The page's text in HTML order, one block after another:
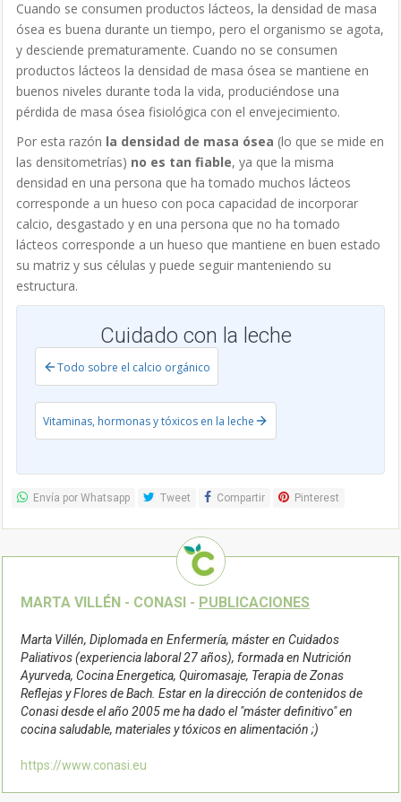
su matriz y sus células y puede seguir manteniendo su
estructura.
Cuidado con la leche
Todo sobre el calcio orgánico
Vitaminas, hormonas y tóxicos en la leche
Envía por Whatsapp Tweet Compartir Pinterest
MARTA VILLÉN - CONASI -PUBLICACIONES
Marta Villén, Diplomada en Enfermería, máster en Cuidados
Paliativos (experiencia laboral 27 años), formada en Nutrición
Ayurveda, Cocina Energetica, Quiromasaje, Terapia de Zonas
Reflejas y Flores de Bach. Estar en la dirección de contenidos de
cocina saludable, materiales y tóxicos en alimentación ;)
Otros post relacionados...